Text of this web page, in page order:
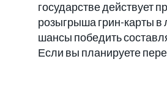
государстве действует
розыгрыша грин-карты в
шансы победить
Если вы планируете